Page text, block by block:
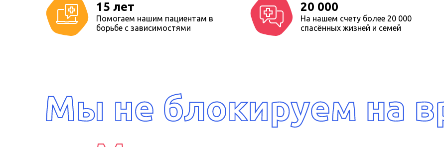
15 лет
Помогаем нашим пациентам в
борьбе с зависимостями
20 000
На нашем счету более 20 000
спасённых жизней и семей